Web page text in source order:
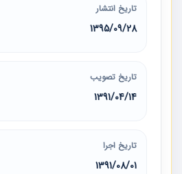
تاریخ انتشار
1395/09/28
تاریخ تصویب
1391/04/14
تاریخ اجرا
1391/08/01